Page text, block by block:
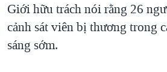
Giới hữu trách nói rằng 26
cảnh sát viên bị thương trong
sáng sớm.